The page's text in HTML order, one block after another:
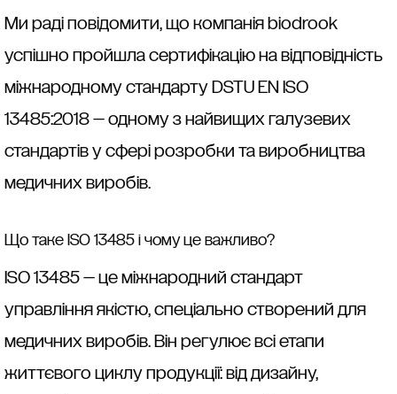
Ми раді повідомити, що компанія biodrook
успішно пройшла сертифікацію на відповідність
міжнародному стандарту DSTU EN ISO
13485:2018 — одному з найвищих галузевих
стандартів у сфері розробки та виробництва
медичних виробів.
Що таке ISO 13485 і чому це важливо?
ISO 13485 — це міжнародний стандарт
управління якістю, спеціально створений для
медичних виробів. Він регулює всі етапи
життєвого циклу продукції: від дизайну,